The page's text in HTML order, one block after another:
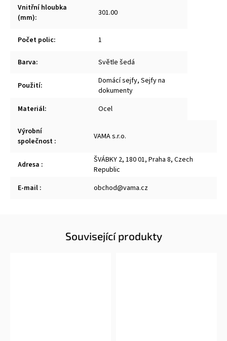
Vnitřní hloubka
(mm): 301.00
Počet polic: 1
Barva: Světle šedá
Použití:
Domácí sejfy, Sejfy na
dokumenty
Materiál: Ocel
Výrobní
společnost : VAMA s.r.o.
Adresa :
ŠVÁBKY 2, 180 01, Praha 8, Czech
Republic
E-mail : obchod@vama.cz
Související produkty